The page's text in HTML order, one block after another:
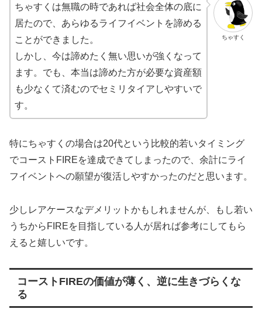
ちゃすく
ちゃすくは無職の時であれば社会全体の底に
居たので、あらゆるライフイベントを諦める
ことができました。
しかし、今は諦めたく無い思いが強くなって
ます。でも、本当は諦めた方が必要な資産額
も少なくて済むのでセミリタイアしやすいで
す。
特にちゃすくの場合は20代という比較的若いタイミング
でコーストFIREを達成できてしまったので、余計にライ
フイベントへの願望が復活しやすかったのだと思います。
少しレアケースなデメリットかもしれませんが、もし若い
うちからFIREを目指している人が居れば参考にしてもら
えると嬉しいです。
コーストFIREの価値が薄く、逆に生きづらくな
る